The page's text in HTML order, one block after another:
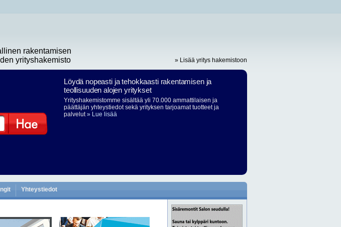
rakentamisen
yrityshakemisto
» Lisää yritys hakemistoon
Löydä nopeasti ja tehokkaasti rakentamisen ja
teollisuuden alojen yritykset
Yrityshakemistomme sisältää yli 70.000 ammattilaisen ja
päättäjän yhteystiedot sekä yrityksen tarjoamat tuotteet ja
palvelut» Lue lisää
Yhteystiedot